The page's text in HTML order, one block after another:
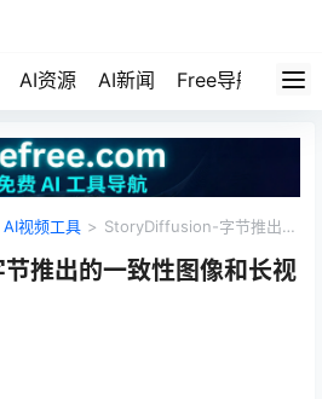
AI资源 AI新闻 Free导航 资
AI视频工具 > StoryDiffusion-字节推出的
推出的一致性图像和长视